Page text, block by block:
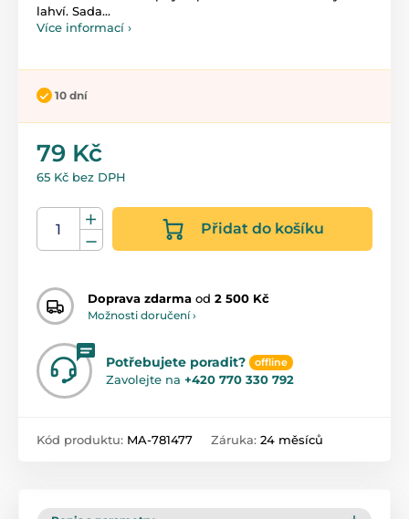
lahví. Sada...
Více informací ›
10 dní
79 Kč
65 Kč bez DPH
Přidat do košíku
Doprava zdarma od 2 500 Kč
Možnosti doručení ›
Potřebujete poradit? offline
Zavolejte na +420 770 330 792
Kód produktu: MA-781477 Záruka: 24 měsíců